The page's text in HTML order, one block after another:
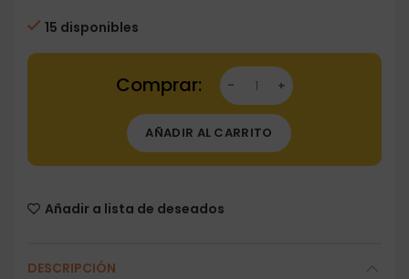
15 disponibles
Dartstore Plumas Red Dragon Airwing Blanca
AÑADIR AL CARRITO
Añadir a lista de deseados
DESCRIPCIÓN